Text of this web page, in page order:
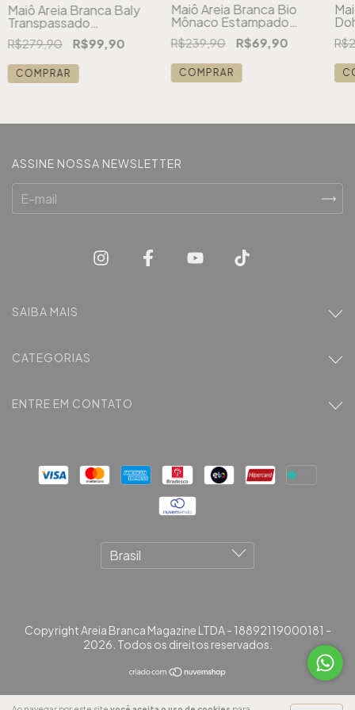
Maiô Areia Branca Baly
Transpassado
Coqueiro Rosa
R$279,90 R$99,90
COMPRAR
Maiô Areia Branca Bio
Mônaco Estampado
Floral Azul
R$239,90 R$69,90
COMPRAR
ASSINE NOSSA NEWSLETTER
SAIBA MAIS
CATEGORIAS
ENTRE EM CONTATO
Copyright Areia Branca Magazine LTDA - 18892119000181 -
2026. Todos os direitos reservados.